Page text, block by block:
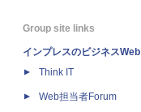
Group site links
インプレスのビジネスWeb
Think IT
Web担当者Forum